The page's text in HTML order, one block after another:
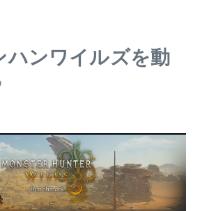
ハンワイルズを動